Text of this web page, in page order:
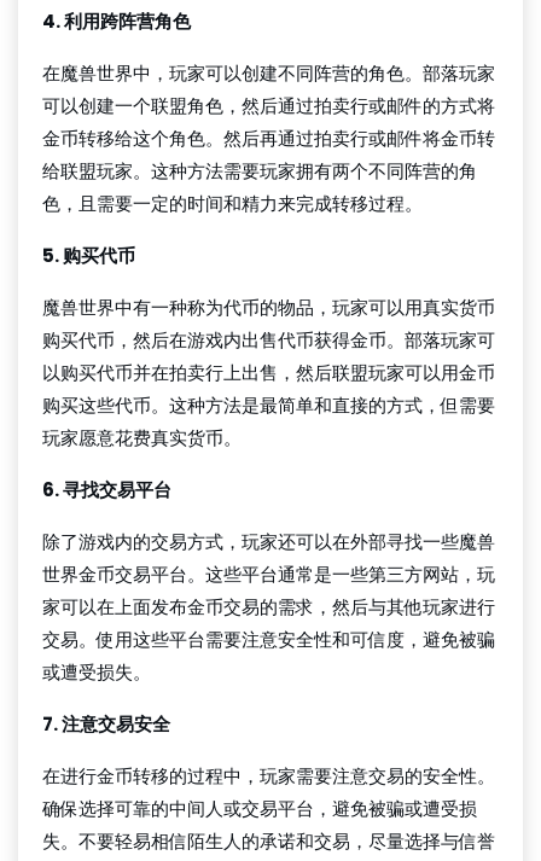
4. 利用跨阵营角色
在魔兽世界中，玩家可以创建不同阵营的角色。部落玩家
可以创建一个联盟角色，然后通过拍卖行或邮件的方式将
金币转移给这个角色。然后再通过拍卖行或邮件将金币转
给联盟玩家。这种方法需要玩家拥有两个不同阵营的角
色，且需要一定的时间和精力来完成转移过程。
5. 购买代币
魔兽世界中有一种称为代币的物品，玩家可以用真实货币
购买代币，然后在游戏内出售代币获得金币。部落玩家可
以购买代币并在拍卖行上出售，然后联盟玩家可以用金币
购买这些代币。这种方法是最简单和直接的方式，但需要
玩家愿意花费真实货币。
6. 寻找交易平台
除了游戏内的交易方式，玩家还可以在外部寻找一些魔兽
世界金币交易平台。这些平台通常是一些第三方网站，玩
家可以在上面发布金币交易的需求，然后与其他玩家进行
交易。使用这些平台需要注意安全性和可信度，避免被骗
或遭受损失。
7. 注意交易安全
在进行金币转移的过程中，玩家需要注意交易的安全性。
确保选择可靠的中间人或交易平台，避免被骗或遭受损
失。不要轻易相信陌生人的承诺和交易，尽量选择与信誉